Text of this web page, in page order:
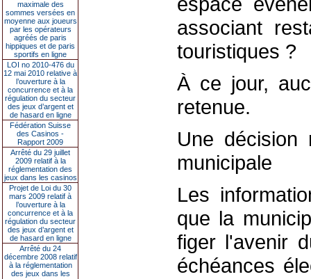
maximale des
sommes versées en
moyenne aux joueurs
par les opérateurs
agréés de paris
hippiques et de paris
sportifs en ligne
LOI no 2010-476 du
12 mai 2010 relative à
l’ouverture à la
concurrence et à la
régulation du secteur
des jeux d’argent et
de hasard en ligne
Fédération Suisse
des Casinos -
Rapport 2009
Arrêté du 29 juillet
2009 relatif à la
réglementation des
jeux dans les casinos
Projet de Loi du 30
mars 2009 relatif à
l’ouverture à la
concurrence et à la
régulation du secteur
des jeux d’argent et
de hasard en ligne
Arrêté du 24
décembre 2008 relatif
à la réglementation
des jeux dans les
associant
touristiques ?
À ce jour,
retenue.
Une décision
municipale
Les
que la
figer l'avenir
échéances